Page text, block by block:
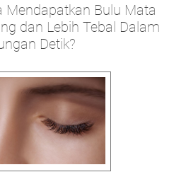
Mendapatkan Bulu Mata
dan Lebih Tebal Dalam
Detik?